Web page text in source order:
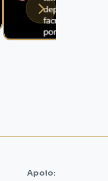
Apoio: